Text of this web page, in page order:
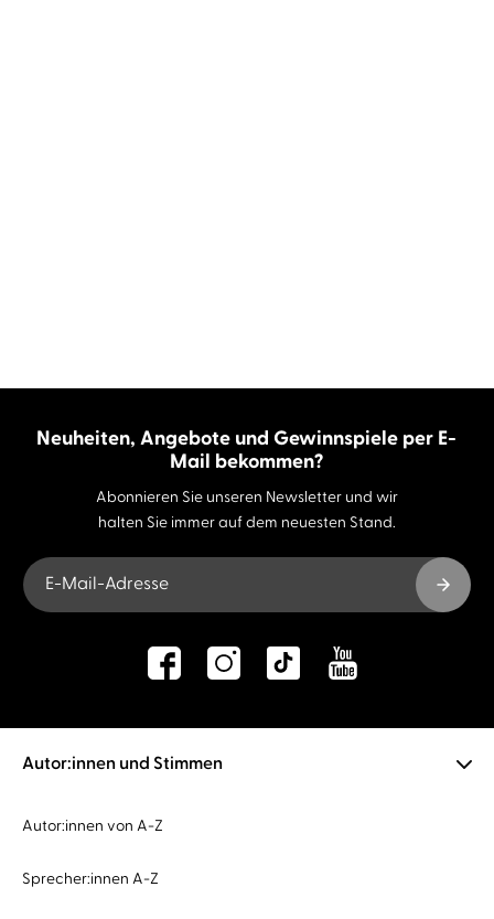
Neuheiten, Angebote und Gewinnspiele per E-
Mail bekommen?
Abonnieren Sie unseren Newsletter und wir
halten Sie immer auf dem neuesten Stand.
E-Mail-Adresse
Autor:innen und Stimmen
Autor:innen von A-Z
Sprecher:innen A-Z